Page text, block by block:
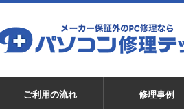
ご利用の流れ 修理事例